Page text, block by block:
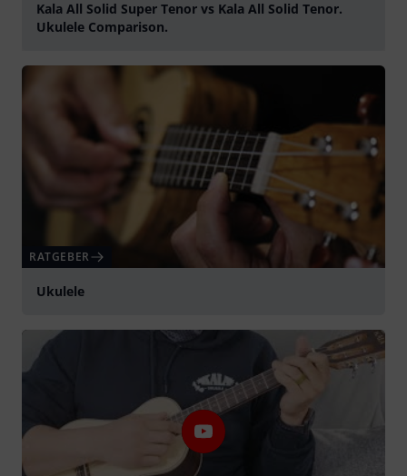
Kala All Solid Super Tenor vs Kala All Solid Tenor.
Ukulele Comparison.
RATGEBER
Ukulele